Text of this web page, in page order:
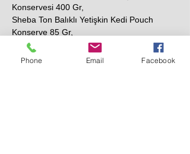
Konservesi 400 Gr,
Sheba Ton Balıklı Yetişkin Kedi Pouch
Konserve 85 Gr,
N&D Prime Tavuklu ve Narlı Tahılsız Yetişkin
Kedi Konservesi 80 Gr,
Phone Email Facebook